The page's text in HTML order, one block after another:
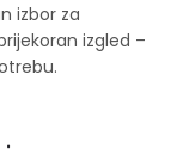
izbor za
izgled –